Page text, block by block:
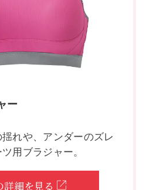
ー
れや、アンダーのズレ
用ブラジャー。
詳細を見る